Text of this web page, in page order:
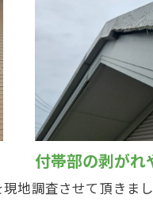
付帯部の剥がれ
地調査させて頂きま